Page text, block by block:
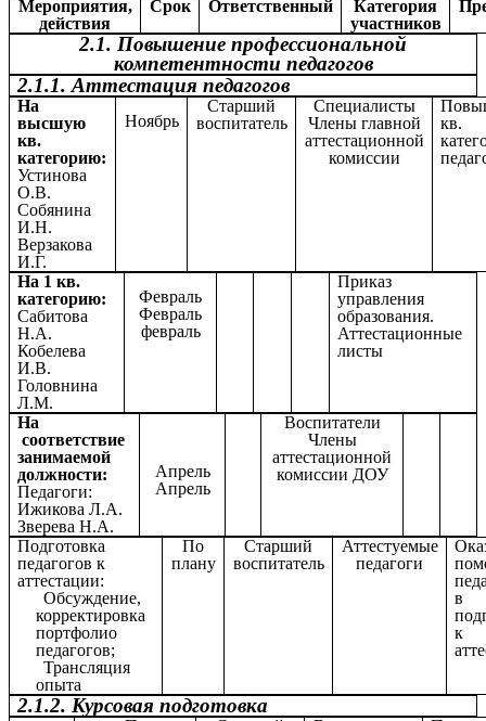
Мероприятия,
действия
Срок Ответственный
Категория
участников
2.1. Повышение профессиональной
компетентности педагогов
2.1.1. Аттестация педагогов
На
высшую
кв.
категорию:
Устинова
О.В.
Собянина
И.Н.
Верзакова
И.Г.
Ноябрь
Старший
воспитатель
Специалисты
Члены главной
аттестационной
комиссии
кв.
На 1 кв.
категорию:
Сабитова
Н.А.
Кобелева
И.В.
Головнина
Л.М.
Февраль
Февраль
февраль
Приказ
управления
образования.
Аттестационные
листы
На
соответствие
занимаемой
должности:
Педагоги:
Ижикова Л.А.
Зверева Н.А.
Апрель
Апрель
Воспитатели
Члены
аттестационной
комиссии ДОУ
Подготовка
педагогов к
аттестации:
Обсуждение,
корректировка
портфолио
педагогов;
Трансляция
опыта
По
плану
Старший
воспитатель
Аттестуемые
педагоги
в
к
2.1.2. Курсовая подготовка